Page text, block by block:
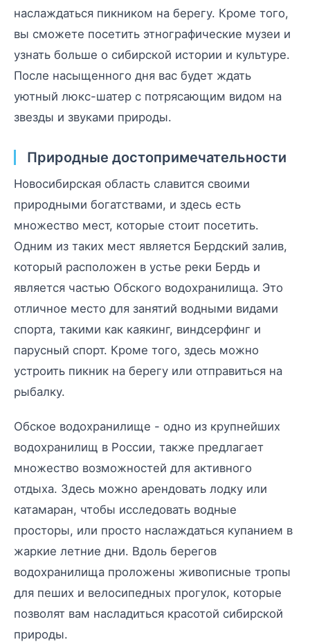
наслаждаться пикником на берегу. Кроме того,
вы сможете посетить этнографические музеи и
узнать больше о сибирской истории и культуре.
После насыщенного дня вас будет ждать
уютный люкс-шатер с потрясающим видом на
звезды и звуками природы.
Природные достопримечательности
Новосибирская область славится своими
природными богатствами, и здесь есть
множество мест, которые стоит посетить.
Одним из таких мест является Бердский залив,
который расположен в устье реки Бердь и
является частью Обского водохранилища. Это
отличное место для занятий водными видами
спорта, такими как каякинг, виндсерфинг и
парусный спорт. Кроме того, здесь можно
устроить пикник на берегу или отправиться на
рыбалку.
Обское водохранилище - одно из крупнейших
водохранилищ в России, также предлагает
множество возможностей для активного
отдыха. Здесь можно арендовать лодку или
катамаран, чтобы исследовать водные
просторы, или просто наслаждаться купанием в
жаркие летние дни. Вдоль берегов
водохранилища проложены живописные тропы
для пеших и велосипедных прогулок, которые
позволят вам насладиться красотой сибирской
природы.